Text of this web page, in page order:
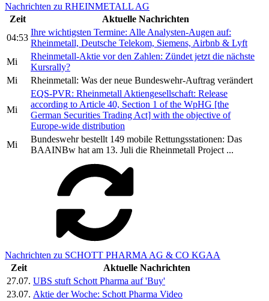
Nachrichten zu RHEINMETALL AG
Zeit
Aktuelle Nachrichten
04:53
Ihre wichtigsten Termine: Alle Analysten-Augen auf:
Rheinmetall, Deutsche Telekom, Siemens, Airbnb & Lyft
Mi
Rheinmetall-Aktie vor den Zahlen: Zündet jetzt die nächste
Kursrally?
Mi
Rheinmetall: Was der neue Bundeswehr-Auftrag verändert
Mi
EQS-PVR: Rheinmetall Aktiengesellschaft: Release
according to Article 40, Section 1 of the WpHG [the
German Securities Trading Act] with the objective of
Europe-wide distribution
Mi
Bundeswehr bestellt 149 mobile Rettungsstationen: Das
BAAINBw hat am 13. Juli die Rheinmetall Project ...
Nachrichten zu SCHOTT PHARMA AG & CO KGAA
Zeit
Aktuelle Nachrichten
27.07. UBS stuft Schott Pharma auf 'Buy'
23.07. Aktie der Woche: Schott Pharma Video